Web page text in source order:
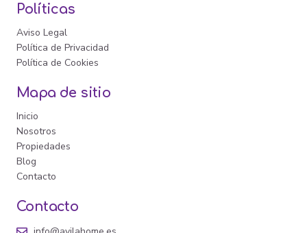
Políticas
Aviso Legal
Política de Privacidad
Política de Cookies
Mapa de sitio
Inicio
Nosotros
Propiedades
Blog
Contacto
Contacto